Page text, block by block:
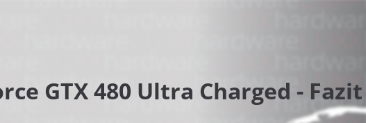
GTX 480 Ultra Charged - Fazit